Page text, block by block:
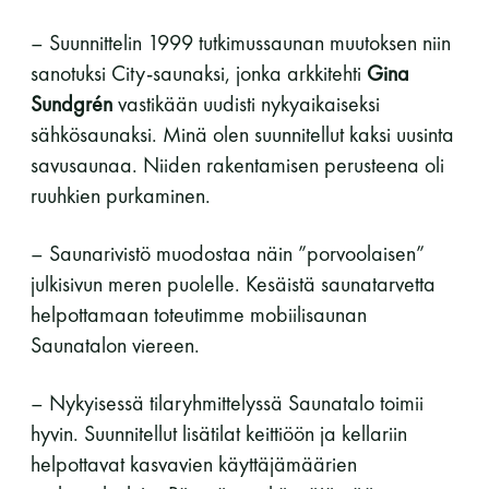
– Suunnittelin 1999 tutkimussaunan muutoksen niin
sanotuksi City-saunaksi, jonka arkkitehti Gina
Sundgrénvastikään uudisti nykyaikaiseksi
sähkösaunaksi. Minä olen suunnitellut kaksi uusinta
savusaunaa. Niiden rakentamisen perusteena oli
ruuhkien purkaminen.
– Saunarivistö muodostaa näin ”porvoolaisen”
julkisivun meren puolelle. Kesäistä saunatarvetta
helpottamaan toteutimme mobiilisaunan
Saunatalon viereen.
– Nykyisessä tilaryhmittelyssä Saunatalo toimii
hyvin. Suunnitellut lisätilat keittiöön ja kellariin
helpottavat kasvavien käyttäjämäärien